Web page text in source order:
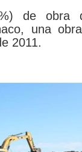
de obra
una
2011.